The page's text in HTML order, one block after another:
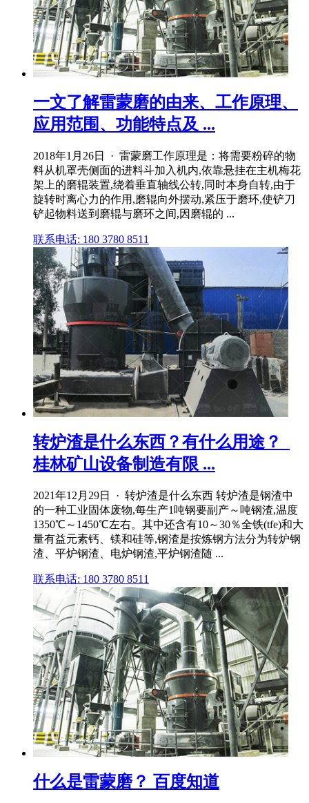
一文了解雷蒙磨的由来、工作原理、
应用范围、功能特点及 ...
2018年1月26日 · 雷蒙磨工作原理是：将需要粉碎的物
料从机罩壳侧面的进料斗加入机内,依靠悬挂在主机梅花
架上的磨辊装置,绕着垂直轴线公转,同时本身自转,由于
旋转时离心力的作用,磨辊向外摆动,紧压于磨环,使铲刀
铲起物料送到磨辊与磨环之间,因磨辊的 ...
联系电话: 180 3780 8511
转炉渣是什么东西？有什么用途？_
桂林矿山设备制造有限 ...
2021年12月29日 · 转炉渣是什么东西 转炉渣是钢渣中
的一种工业固体废物,每生产1吨钢要副产～吨钢渣,温度
1350℃～1450℃左右。其中还含有10～30％全铁(tfe)和大
量有益元素钙、镁和硅等,钢渣是按炼钢方法分为转炉钢
渣、平炉钢渣、电炉钢渣,平炉钢渣随 ...
联系电话: 180 3780 8511
什么是雷蒙磨？ 百度知道